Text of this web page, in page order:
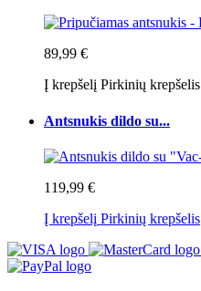
89,99 €
Į krepšelį Pirkinių krepšelis
Antsnukis dildo su...
119,99 €
Į krepšelį Pirkinių krepšelis